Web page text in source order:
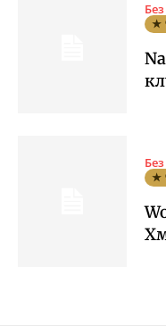
★
★